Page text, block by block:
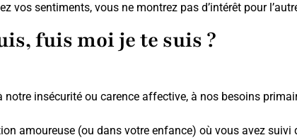
vos sentiments, vous ne montrez pas d’intérêt pour
fuis moi je te suis ?
insécurité ou carence affective, à nos besoins
amoureuse (ou dans votre enfance) où vous avez suivi